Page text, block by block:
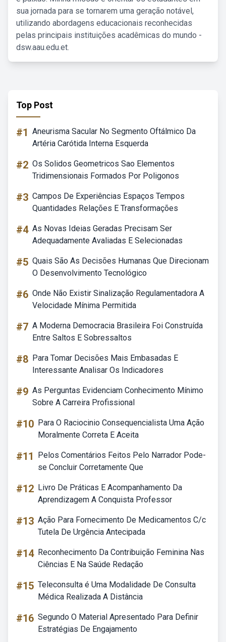
sua jornada para se tornarem uma geração notável,
utilizando abordagens educacionais reconhecidas
pelas principais instituições acadêmicas do mundo -
dsw.aau.edu.et.
Top Post
#1 Aneurisma Sacular No Segmento Oftálmico Da
Artéria Carótida Interna Esquerda
#2 Os Solidos Geometricos Sao Elementos
Tridimensionais Formados Por Poligonos
#3 Campos De Experiências Espaços Tempos
Quantidades Relações E Transformações
#4 As Novas Ideias Geradas Precisam Ser
Adequadamente Avaliadas E Selecionadas
#5 Quais São As Decisões Humanas Que Direcionam
O Desenvolvimento Tecnológico
#6 Onde Não Existir Sinalização Regulamentadora A
Velocidade Mínima Permitida
#7 A Moderna Democracia Brasileira Foi Construída
Entre Saltos E Sobressaltos
#8 Para Tomar Decisões Mais Embasadas E
Interessante Analisar Os Indicadores
#9 As Perguntas Evidenciam Conhecimento Mínimo
Sobre A Carreira Profissional
#10 Para O Raciocinio Consequencialista Uma Ação
Moralmente Correta E Aceita
#11
Pelos Comentários Feitos Pelo Narrador Pode-
se Concluir Corretamente Que
#12 Livro De Práticas E Acompanhamento Da
Aprendizagem A Conquista Professor
#13 Ação Para Fornecimento De Medicamentos C/c
Tutela De Urgência Antecipada
#14 Reconhecimento Da Contribuição Feminina Nas
Ciências E Na Saúde Redação
#15 Teleconsulta é Uma Modalidade De Consulta
Médica Realizada A Distância
#16 Segundo O Material Apresentado Para Definir
Estratégias De Engajamento